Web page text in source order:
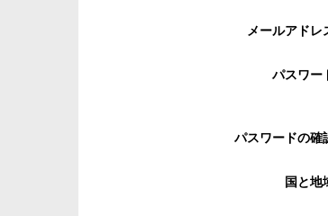
メールアドレ
パスワー
パスワードの確
国と地